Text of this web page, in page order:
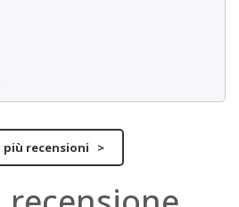
più recensioni >